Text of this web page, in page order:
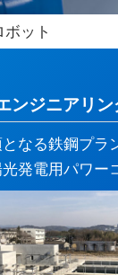
ット
ンジニアリ
なる鉄鋼プラ
発電用パワー